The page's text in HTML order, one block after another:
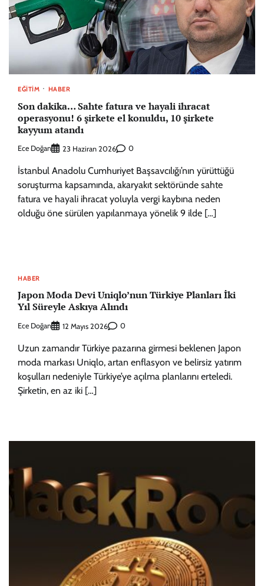
EĞITIM HABER
Son dakika… Sahte fatura ve hayali ihracat
operasyonu! 6 şirkete el konuldu, 10 şirkete
kayyum atandı
Ece Doğan 23 Haziran 2026 0
İstanbul Anadolu Cumhuriyet Başsavcılığı’nın yürüttüğü
soruşturma kapsamında, akaryakıt sektöründe sahte
fatura ve hayali ihracat yoluyla vergi kaybına neden
olduğu öne sürülen yapılanmaya yönelik 9 ilde […]
HABER
Japon Moda Devi Uniqlo’nun Türkiye Planları İki
Yıl Süreyle Askıya Alındı
Ece Doğan 12 Mayıs 2026 0
Uzun zamandır Türkiye pazarına girmesi beklenen Japon
moda markası Uniqlo, artan enflasyon ve belirsiz yatırım
koşulları nedeniyle Türkiye’ye açılma planlarını erteledi.
Şirketin, en az iki […]